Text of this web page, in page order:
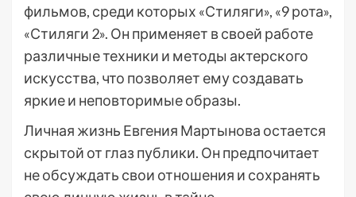
фильмов, среди которых «Стиляги», «9 рота»,
«Стиляги 2». Он применяет в своей работе
различные техники и методы актерского
искусства, что позволяет ему создавать
яркие и неповторимые образы.
Личная жизнь Евгения Мартынова остается
скрытой от глаз публики. Он предпочитает
не обсуждать свои отношения и сохранять